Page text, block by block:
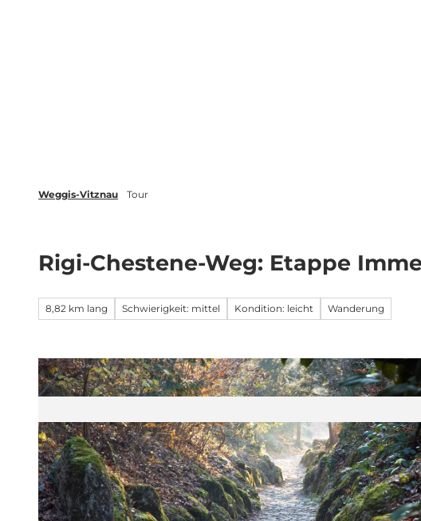
Weggis-Vitznau Tour
Rigi-Chestene-Weg: Etappe
8,82 km lang Schwierigkeit: mittel Kondition: leicht Wanderung